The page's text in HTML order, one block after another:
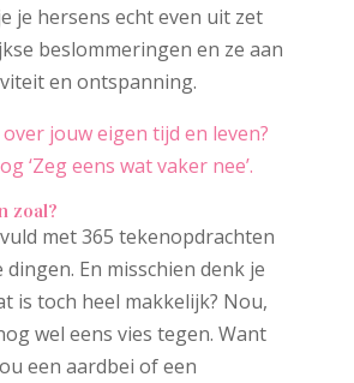
je hersens echt even uit zet
beslommeringen en ze aan
en ontspanning.
jouw eigen tijd en leven?
‘Zeg eens wat vaker nee’.
zoal?
met 365 tekenopdrachten
dingen. En misschien denk je
is toch heel makkelijk? Nou,
wel eens vies tegen. Want
een aardbei of een